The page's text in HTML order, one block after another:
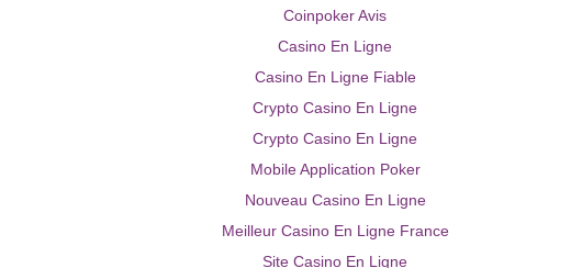
Coinpoker Avis
Casino En Ligne
Casino En Ligne Fiable
Crypto Casino En Ligne
Crypto Casino En Ligne
Mobile Application Poker
Nouveau Casino En Ligne
Meilleur Casino En Ligne France
Site Casino En Ligne